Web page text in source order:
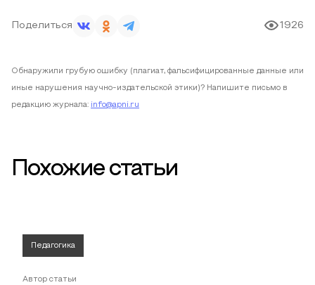
Поделиться 1926
Обнаружили грубую ошибку (плагиат, фальсифицированные данные или
иные нарушения научно-издательской этики)? Напишите письмо в
редакцию журнала: info@apni.ru
Похожие статьи
Педагогика
Автор статьи